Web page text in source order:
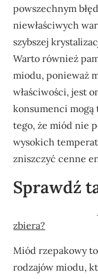
powszechnym
niewłaściwych
szybszej
Warto również
miodu, ponieważ
właściwości, jest
konsumenci mogą
tego, że miód nie
wysokich
zniszczyć cenne
Sprawdź
zbiera?
Miód rzepakowy
rodzajów miodu,